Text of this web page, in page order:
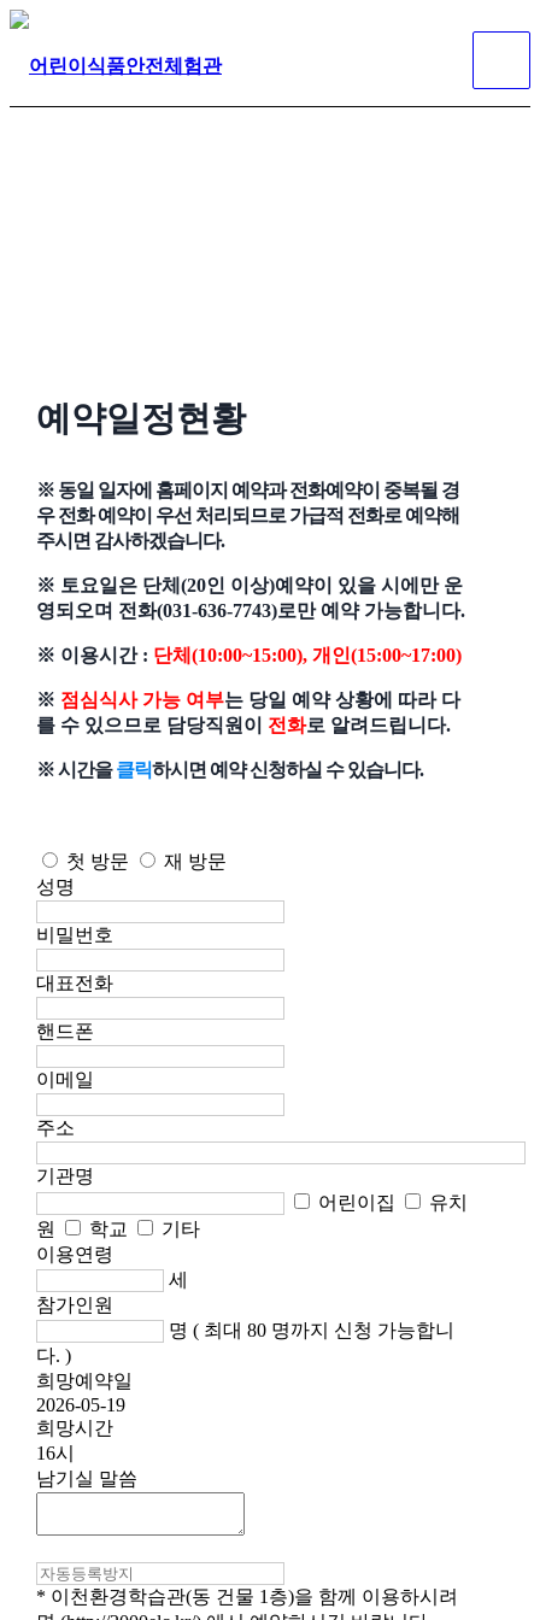
예약일정현황
※ 동일 일자에 홈페이지 예약과 전화예약이 중복될 경
우 전화 예약이 우선 처리되므로 가급적 전화로 예약해
주시면 감사하겠습니다.
※ 토요일은 단체(20인 이상)예약이 있을 시에만 운
영되오며 전화(031-636-7743)로만 예약 가능합니다.
※ 이용시간 : 단체(10:00~15:00), 개인(15:00~17:00)
※ 점심식사 가능 여부는 당일 예약 상황에 따라 다
를 수 있으므로 담당직원이 전화로 알려드립니다.
※ 시간을클릭하시면 예약 신청하실 수 있습니다.
첫 방문
재 방문
성명
비밀번호
대표전화
핸드폰
이메일
주소
기관명
어린이집
유치
원
학교
기타
이용연령
세
참가인원
명 ( 최대 80 명까지 신청 가능합니
다. )
희망예약일
2026-05-19
희망시간
16시
남기실 말씀
* 이천환경학습관(동 건물 1층)을 함께 이용하시려